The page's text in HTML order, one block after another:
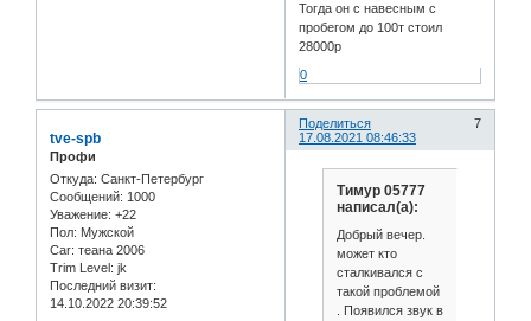
Тогда он с навесным с
пробегом до 100т стоил
28000р
0
Поделиться
7
17.08.2021 08:46:33
tve-spb
Профи
Откуда: Санкт-Петербург
Сообщений: 1000
Уважение: +22
Пол: Мужской
Car: теана 2006
Trim Level: jk
Последний визит:
14.10.2022 20:39:52
Тимур 05777
написал(а):
Добрый вечер.
может кто
сталкивался с
такой проблемой
. Появился звук в